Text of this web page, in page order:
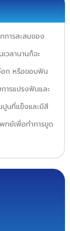
การสะสมของ
วลานานก็จะ
อก หรือขอบฟัน
ารแปรงฟันและ
ปูนที่แข็งและมีสี
ทย์เพื่อทำการขูด